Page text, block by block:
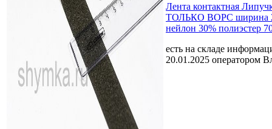
Лента контактная
ТОЛЬКО ВОРС ширина
нейлон 30% полиэстер
есть на складе
20.01.2025 оператором